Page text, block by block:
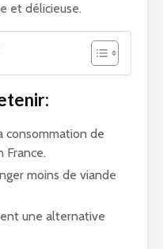
et délicieuse.
consommation de
France.
moins de viande
une alternative